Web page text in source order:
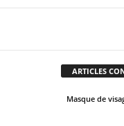
ARTICLES
Masque de